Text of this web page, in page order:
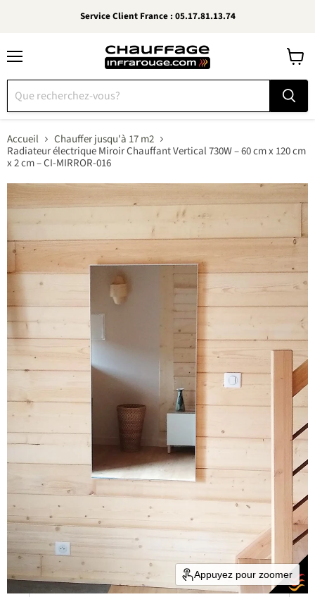
Service Client France : 05.17.81.13.74
le
panier
Accueil
Chauffer jusqu'à 17 m2
Radiateur électrique Miroir Chauffant Vertical 730W – 60 cm x 120 cm
x 2 cm – CI-MIRROR-016
Appuyez pour zoomer